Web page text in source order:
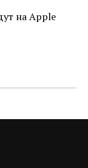
на Apple